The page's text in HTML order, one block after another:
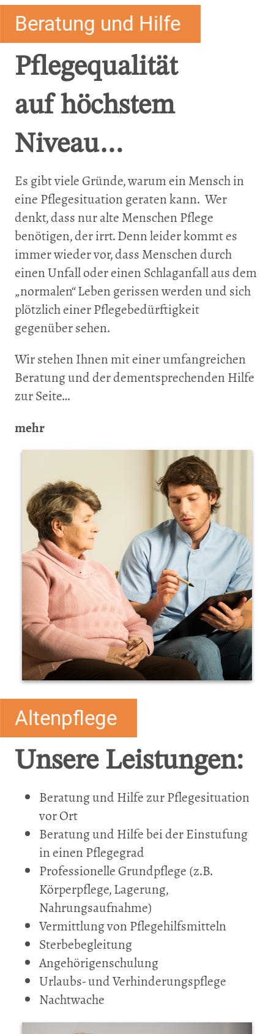
Beratung und Hilfe
Pflegequalität
auf höchstem
Niveau…
Es gibt viele Gründe, warum ein Mensch in
eine Pflegesituation geraten kann. Wer
denkt, dass nur alte Menschen Pflege
benötigen, der irrt. Denn leider kommt es
immer wieder vor, dass Menschen durch
einen Unfall oder einen Schlaganfall aus dem
„normalen“ Leben gerissen werden und sich
plötzlich einer Pflegebedürftigkeit
gegenüber sehen.
Wir stehen Ihnen mit einer umfangreichen
Beratung und der dementsprechenden Hilfe
zur Seite…
mehr
Altenpflege
Unsere Leistungen:
Beratung und Hilfe zur Pflegesituation
vor Ort
Beratung und Hilfe bei der Einstufung
in einen Pflegegrad
Professionelle Grundpflege (z.B.
Körperpflege, Lagerung,
Nahrungsaufnahme)
Vermittlung von Pflegehilfsmitteln
Sterbebegleitung
Angehörigenschulung
Urlaubs- und Verhinderungspflege
Nachtwache